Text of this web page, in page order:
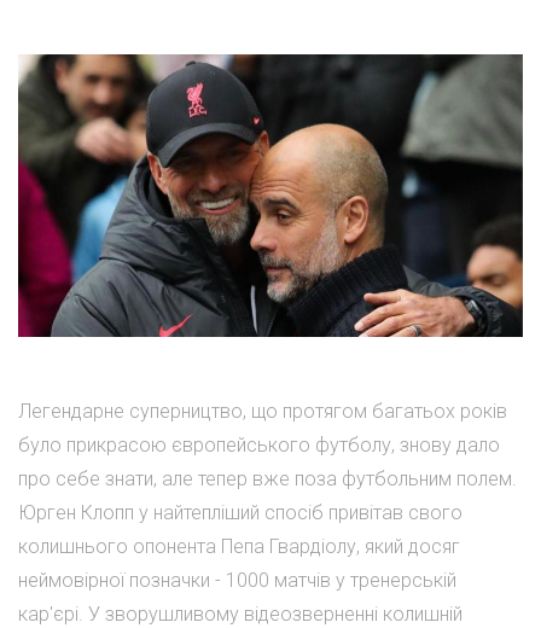
Легендарне суперництво, що протягом багатьох років
було прикрасою європейського футболу, знову дало
про себе знати, але тепер вже поза футбольним полем.
Юрген Клопп у найтепліший спосіб привітав свого
колишнього опонента Пепа Гвардіолу, який досяг
неймовірної позначки - 1000 матчів у тренерській
кар'єрі. У зворушливому відеозверненні колишній